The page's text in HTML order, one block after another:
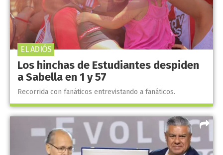
Los hinchas de Estudiantes despiden
a Sabella en 1 y 57
Recorrida con fanáticos entrevistando a fanáticos.
EL ADIÓS